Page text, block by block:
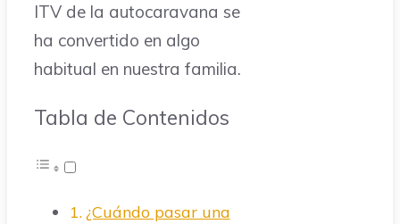
ITV de la autocaravana se
ha convertido en algo
habitual en nuestra familia.
Tabla de Contenidos
¿Cuándo pasar una